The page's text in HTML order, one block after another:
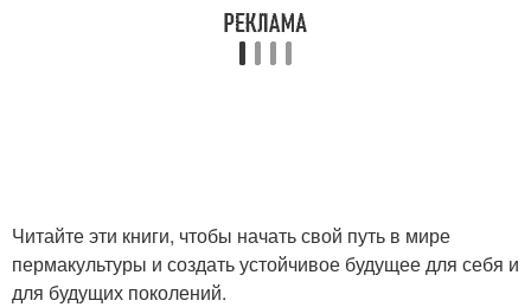
Читайте эти книги, чтобы начать свой путь в мире
пермакультуры и создать устойчивое будущее для себя и
для будущих поколений.